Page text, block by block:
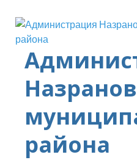
района